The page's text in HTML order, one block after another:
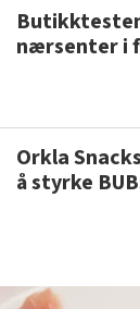
nærsenter i
Orkla
å styrke